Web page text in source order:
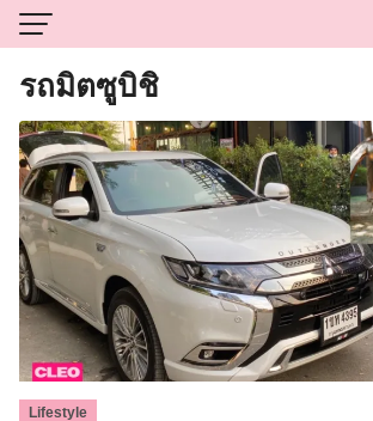
Skip
to
content
รถมิตซูบิชิ
Lifestyle